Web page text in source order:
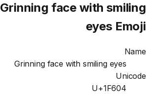
Grinning face with smiling
eyesEmoji
Name
Grinning face with smiling eyes
Unicode
U+1F604